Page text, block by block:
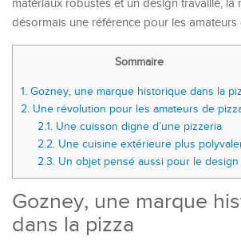
matériaux robustes et un design travaillé, la
désormais une référence pour les
Sommaire
1. Gozney, une marque historique dans la
2. Une révolution pour les amateurs de
2.1. Une cuisson digne d’une pizzeria
2.2. Une cuisine extérieure plus
2.3. Un objet pensé aussi pour le design
Gozney, une marque
dans la pizza